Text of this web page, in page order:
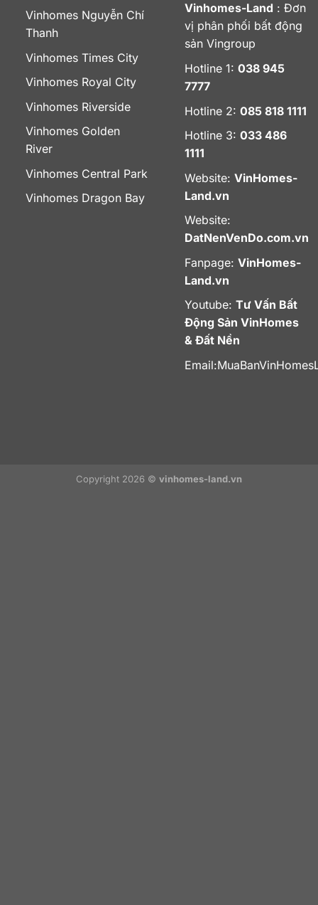
Vinhomes Nguyễn Chí
Thanh
Vinhomes Times City
Vinhomes Royal City
Vinhomes Riverside
Vinhomes Golden
River
Vinhomes Central Park
Vinhomes Dragon Bay
Vinhomes-Land : Đơn
vị phân phối bất động
sản Vingroup
Hotline 1: 038 945
7777
Hotline 2: 085 818 1111
Hotline 3: 033 486
1111
Website: VinHomes-
Land.vn
Website:
DatNenVenDo.com.vn
Fanpage: VinHomes-
Land.vn
Youtube: Tư Vấn Bất
Động Sản VinHomes
& Đất Nền
Email:
Copyright 2026 © vinhomes-land.vn